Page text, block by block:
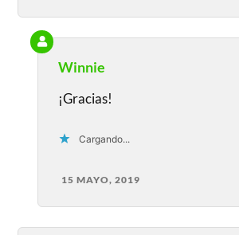
Winnie
¡Gracias!
Cargando...
15 MAYO, 2019